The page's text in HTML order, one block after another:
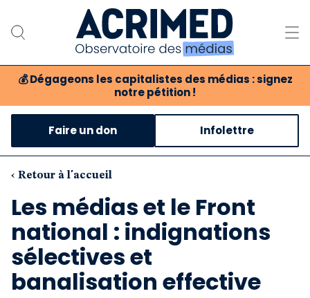
💰 Dégageons les capitalistes des médias : signez
notre pétition !
Notre association
Notre critique des médias
Nos propositions
Notre revue
Boutique
Faire un don Infolettre
‹ Retour à l'accueil
Les médias et le Front
national : indignations
sélectives et
banalisation effective